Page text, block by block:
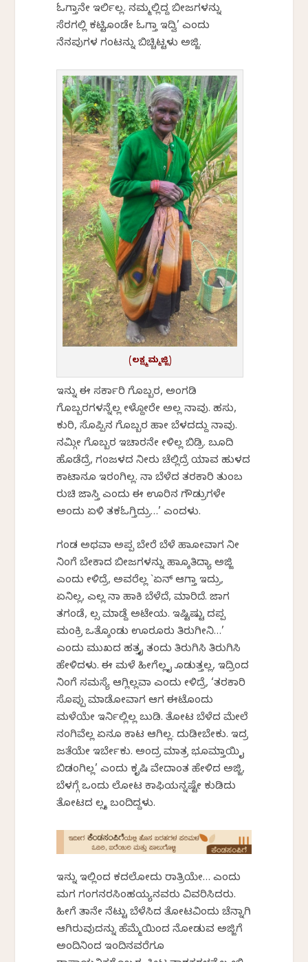
ಓಗ್ತಾನೇ ಇರ್ಲಿಲ್ಲ. ನಮ್ಮಲ್ಲಿದ್ದ ಬೀಜಗಳನ್ನು
ಸೆರಗಲ್ಲಿ ಕಟ್ಟಿಕೊಂಡೇ ಓಗ್ತಾ ಇದ್ವಿ’ ಎಂದು
ನೆನಪುಗಳ ಗಂಟನ್ನು ಬಿಚ್ಚಿಟ್ಟಳು ಅಜ್ಜಿ.
(ಲಕ್ಷ್ಮಮ್ಮಜ್ಜಿ)
ಇನ್ನು ಈ ಸರ್ಕಾರಿ ಗೊಬ್ಬರ, ಅಂಗಡಿ
ಗೊಬ್ಬರಗಳನ್ನೆಲ್ಲ ಕೇಳ್ದೋರೇ ಅಲ್ಲ ನಾವು. ಹಸು,
ಕುರಿ, ಸೊಪ್ಪಿನ ಗೊಬ್ಬರ ಹಾಕೇ ಬೆಳದದ್ದು ನಾವು.
ನಮ್ಗೀ ಗೊಬ್ಬರ ಇಚಾರನೇ ಕೇಳಿಲ್ಲ ಬಿಡ್ರಿ. ಬೂದಿ
ಹೊಡೆದ್ರೆ, ಗಂಜಳದ ನೀರು ಚೆಲ್ಲಿದ್ರೆ ಯಾವ ಹುಳದ
ಕಾಟಾನೂ ಇರಂಗಿಲ್ಲ. ನಾ ಬೆಳೆದ ತರಕಾರಿ ತುಂಬ
ರುಚಿ ಜಾಸ್ತಿ ಎಂದು ಈ ಊರಿನ ಗೌಡ್ರುಗಳೇ
ಅಂದು ಏಳಿ ತಕಓಗ್ತಿದ್ರು…’ ಎಂದಳು.
ಗಂಡ ಅಥವಾ ಅಪ್ಪ ಬೇರೆ ಬೆಳೆ ಹಾಕೋವಾಗ ನೀ
ನಿಂಗೆ ಬೇಕಾದ ಬೀಜಗಳನ್ನು ಹಾಕ್ಕೊತಿದ್ಯಾ ಅಜ್ಜಿ
ಎಂದು ಕೇಳಿದ್ರೆ, ಅವರೆಲ್ಲ `ಏನ್ ಆಗ್ತಾ ಇದ್ರು,
ಏನಿಲ್ಲ, ಎಲ್ಲ ನಾ ಹಾಕಿ ಬೆಳೆದೆ, ಮಾರಿದೆ. ಜಾಗ
ತಗಂಡೆ, ಕೆಲ್ಸ ಮಾಡ್ದೆ ಅಟೇಯ. ಇಷ್ಟಿಷ್ಟು ದಪ್ಪ
ಮಂಕ್ರಿ ಒತ್ಕೊಂಡು ಊರೂರು ತಿರುಗೀನಿ…’
ಎಂದು ಮುಖದ ಹತ್ರಕೈ ತಂದು ತಿರುಗಿಸಿ ತಿರುಗಿಸಿ
ಹೇಳಿದಳು. ಈ ಮಳೆ ಹೀಗೆಲ್ಲ ಕೈ ಕೊಡುತ್ತಲ್ಲ, ಇದ್ರಿಂದ
ನಿಂಗೆ ಸಮಸ್ಯೆ ಆಗ್ಲಿಲ್ಲವಾ ಎಂದು ಕೇಳಿದ್ರೆ, ‘ತರಕಾರಿ
ಸೊಪ್ಪು ಮಾಡೋವಾಗ ಆಗ ಈಟೊಂದು
ಮಳೆಯೇ ಇರ್ನಿಲ್ಲಿಲ್ಲ ಬುಡಿ. ತೋಟ ಬೆಳೆದ ಮೇಲೆ
ನಂಗಿವೆಲ್ಲ ಏನೂ ಕಾಟ ಆಗಿಲ್ಲ. ದುಡೀಬೇಕು. ಇದ್ರ
ಜತೆಯೇ ಇರ್ಬೇಕು. ಅಂದ್ರ ಮಾತ್ರ ಭೂಮ್ತಾಯಿ ಕೈ
ಬಿಡಂಗಿಲ್ಲ’ ಎಂದು ಕೃಷಿ ವೇದಾಂತ ಹೇಳಿದ ಅಜ್ಜಿ,
ಬೆಳಗ್ಗೆ ಒಂದು ಲೋಟ ಕಾಫಿಯನ್ನಷ್ಟೇ ಕುಡಿದು
ತೋಟದ ಕೆಲ್ಸಕ್ಕೆ ಬಂದಿದ್ದಳು.
ಇನ್ನು ಇಲ್ಲಿಂದ ಕದಲೋದು ರಾತ್ರಿಯೇ… ಎಂದು
ಮಗ ಗಂಗನರಸಿಂಹಯ್ಯನವರು ವಿವರಿಸಿದರು.
ಹೀಗೆ ತಾನೇ ನೆಟ್ಟು ಬೆಳೆಸಿದ ತೋಟವಿಂದು ಚೆನ್ನಾಗಿ
ಆಗಿರುವುದನ್ನು ಹೆಮ್ಮೆಯಿಂದ ನೋಡುವ ಅಜ್ಜಿಗೆ
ಅಂದಿನಿಂದ ಇಂದಿನವರೆಗೂ